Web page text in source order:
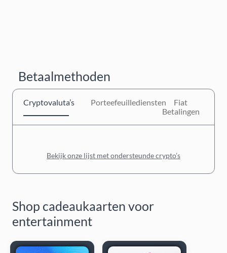
Betaalmethoden
Cryptovaluta’s Porteefeuillediensten
Fiat
Betalingen
Bekijk onze lijst met ondersteunde crypto’s
Shop cadeaukaarten voor
entertainment